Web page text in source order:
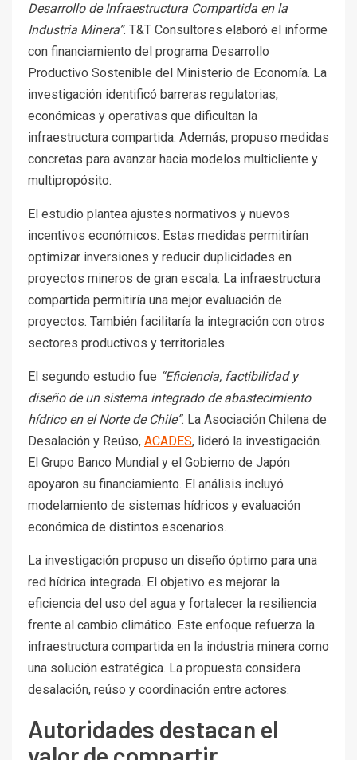
Desarrollo de Infraestructura Compartida en la
Industria Minera”. T&T Consultores elaboró el informe
con financiamiento del programa Desarrollo
Productivo Sostenible del Ministerio de Economía. La
investigación identificó barreras regulatorias,
económicas y operativas que dificultan la
infraestructura compartida. Además, propuso medidas
concretas para avanzar hacia modelos multicliente y
multipropósito.
El estudio plantea ajustes normativos y nuevos
incentivos económicos. Estas medidas permitirían
optimizar inversiones y reducir duplicidades en
proyectos mineros de gran escala. La infraestructura
compartida permitiría una mejor evaluación de
proyectos. También facilitaría la integración con otros
sectores productivos y territoriales.
El segundo estudio fue “Eficiencia, factibilidad y
diseño de un sistema integrado de abastecimiento
hídrico en el Norte de Chile”. La Asociación Chilena de
Desalación y Reúso, ACADES, lideró la investigación.
El Grupo Banco Mundial y el Gobierno de Japón
apoyaron su financiamiento. El análisis incluyó
modelamiento de sistemas hídricos y evaluación
económica de distintos escenarios.
La investigación propuso un diseño óptimo para una
red hídrica integrada. El objetivo es mejorar la
eficiencia del uso del agua y fortalecer la resiliencia
frente al cambio climático. Este enfoque refuerza la
infraestructura compartida en la industria minera como
una solución estratégica. La propuesta considera
desalación, reúso y coordinación entre actores.
Autoridades destacan el